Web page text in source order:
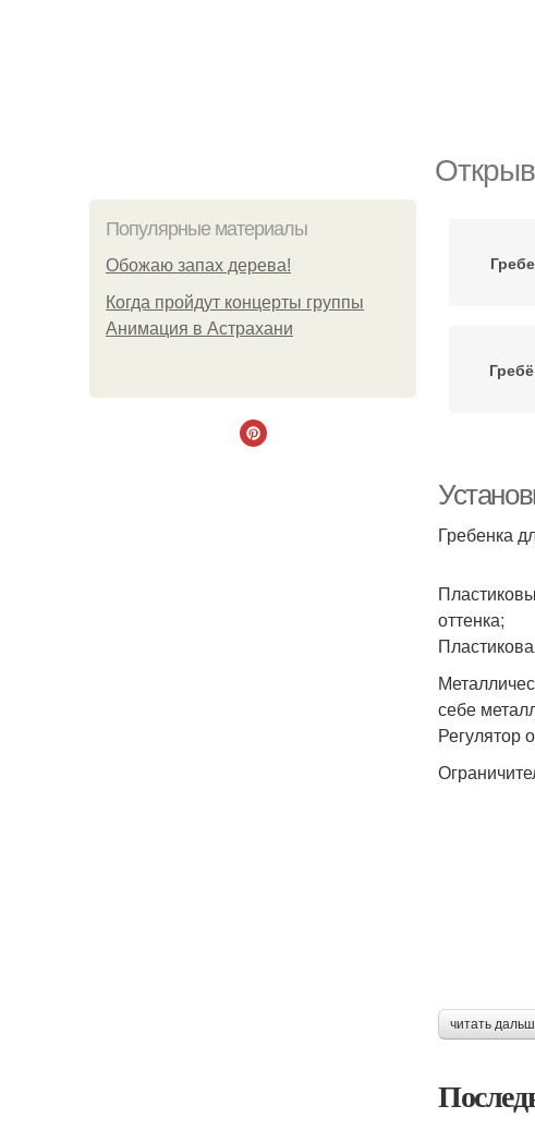
Популярные материалы
Обожaю зaпах деpева!
Когда пройдут концерты группы
Анимация в Астрахани
Гребенка
оттенка;
себе
Регулятор
читать